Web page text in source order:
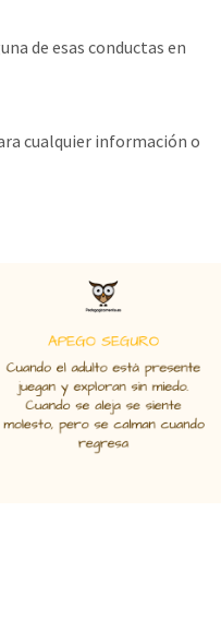
de esas conductas en
cualquier información o